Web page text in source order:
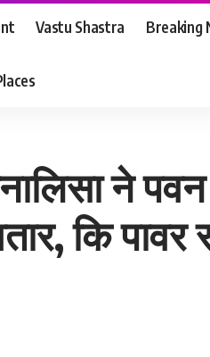
Vastu Shastra Breaking
ने
कि पावर